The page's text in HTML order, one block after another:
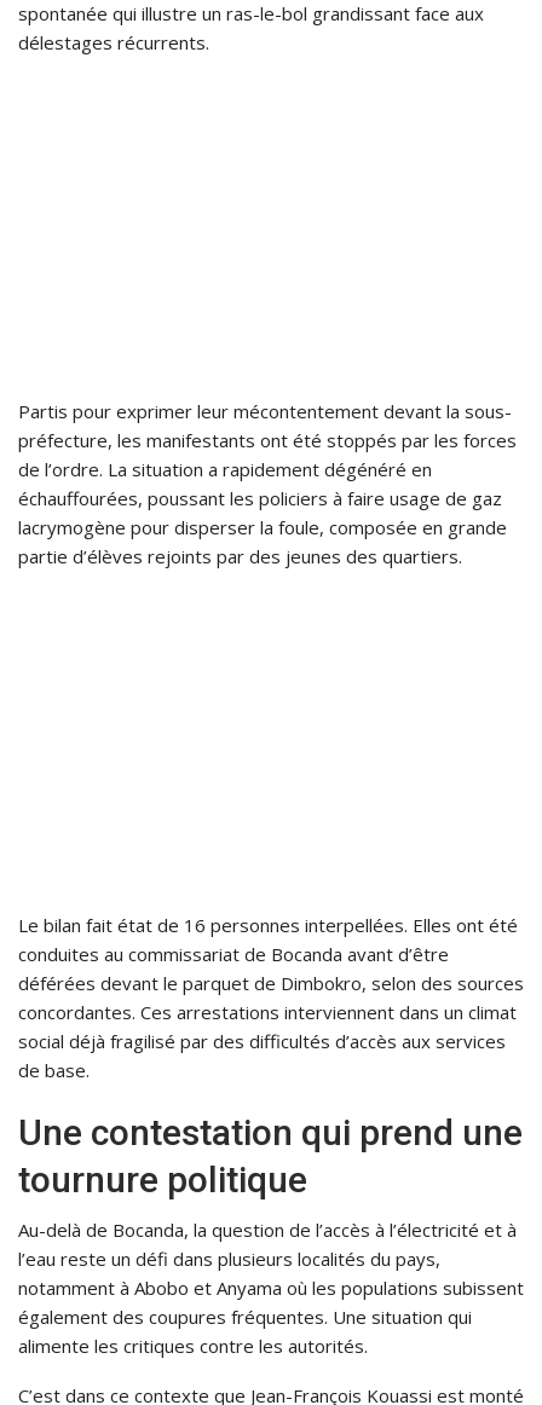
spontanée qui illustre un ras-le-bol grandissant face aux
délestages récurrents.
Partis pour exprimer leur mécontentement devant la sous-
préfecture, les manifestants ont été stoppés par les forces
de l’ordre. La situation a rapidement dégénéré en
échauffourées, poussant les policiers à faire usage de gaz
lacrymogène pour disperser la foule, composée en grande
partie d’élèves rejoints par des jeunes des quartiers.
Le bilan fait état de 16 personnes interpellées. Elles ont été
conduites au commissariat de Bocanda avant d’être
déférées devant le parquet de Dimbokro, selon des sources
concordantes. Ces arrestations interviennent dans un climat
social déjà fragilisé par des difficultés d’accès aux services
de base.
Une contestation qui prend une
tournure politique
Au-delà de Bocanda, la question de l’accès à l’électricité et à
l’eau reste un défi dans plusieurs localités du pays,
notamment à Abobo et Anyama où les populations subissent
également des coupures fréquentes. Une situation qui
alimente les critiques contre les autorités.
C’est dans ce contexte que Jean-François Kouassi est monté